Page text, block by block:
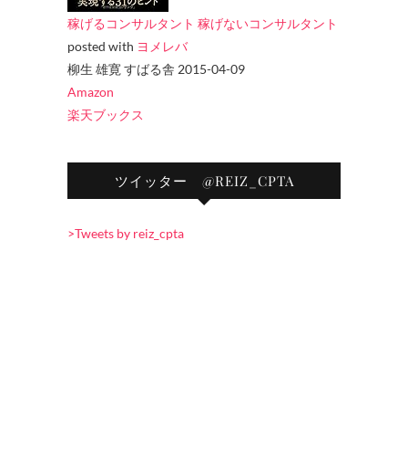
稼げるコンサルタント 稼げないコンサルタント
posted with ヨメレバ
柳生 雄寛 すばる舎 2015-04-09
Amazon
楽天ブックス
ツイッター @REIZ_CPTA
>Tweets by reiz_cpta